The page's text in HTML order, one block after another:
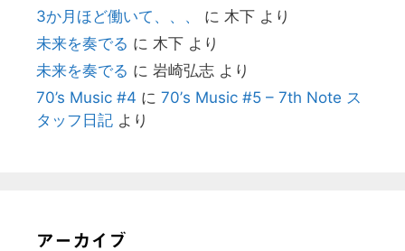
3か月ほど働いて、、、 に 木下 より
未来を奏でる に 木下 より
未来を奏でる に 岩崎弘志 より
70’s Music #4 に 70’s Music #5 – 7th Note ス
タッフ日記 より
アーカイブ